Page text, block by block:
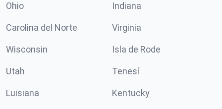
Ohio Indiana
Carolina del Norte Virginia
Wisconsin Isla de Rode
Utah Tenesí
Luisiana Kentucky